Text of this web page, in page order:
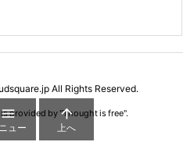
All Rights Reserved.
provided by "Thought is free".

ュー

上へ